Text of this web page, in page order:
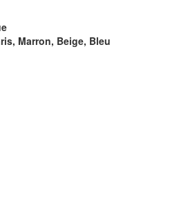
Marron, Beige, Bleu